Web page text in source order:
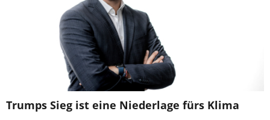
Trumps Sieg ist eine Niederlage fürs Klima